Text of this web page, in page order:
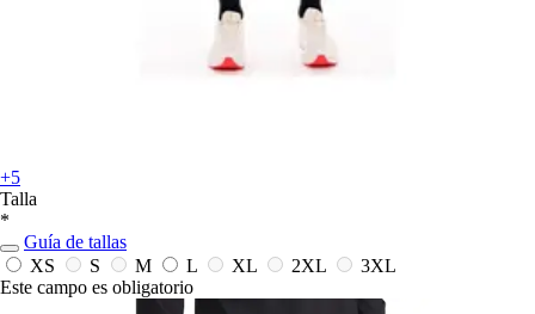
+5
Talla
*
Guía de tallas
XS
S M L XL 2XL
3XL
Este campo es obligatorio